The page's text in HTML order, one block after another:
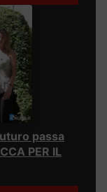
passa
PER IL